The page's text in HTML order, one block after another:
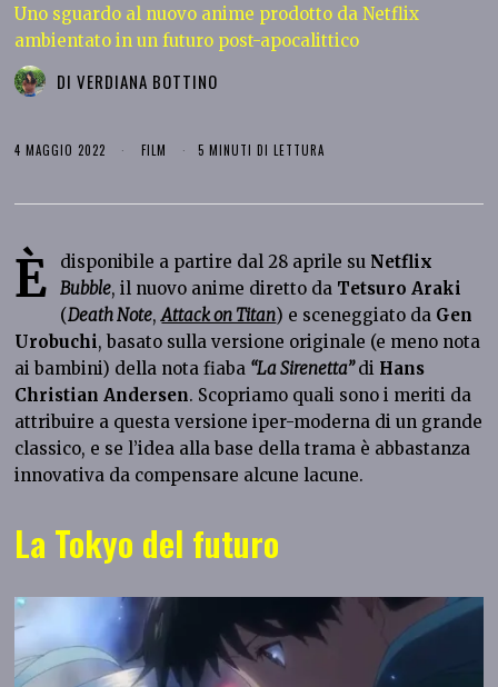
Uno sguardo al nuovo anime prodotto da Netflix
ambientato in un futuro post-apocalittico
DIVERDIANA BOTTINO
4 MAGGIO 2022 FILM 5 MINUTI DI LETTURA
È disponibile a partire dal 28 aprile su Netflix
Bubble, il nuovo anime diretto da Tetsuro Araki
(Death Note,Attack on Titan) e sceneggiato da Gen
Urobuchi, basato sulla versione originale (e meno nota
ai bambini) della nota fiaba “La Sirenetta”di Hans
Christian Andersen. Scopriamo quali sono i meriti da
attribuire a questa versione iper-moderna di un grande
classico, e se l’idea alla base della trama è abbastanza
innovativa da compensare alcune lacune.
La Tokyo del futuro